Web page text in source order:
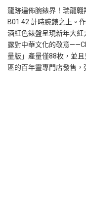
龍跡遍佈腕錶界！瑞龍
B01 42 計時腕錶之上。
酒紅色錶盤呈現新年大
露對中華文化的敬意
量版」產量僅88枚，並
區的百年靈專門店發售，